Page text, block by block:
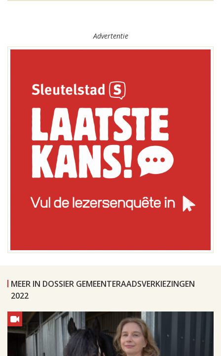
Advertentie
MEER IN DOSSIER GEMEENTERAADSVERKIEZINGEN
2022